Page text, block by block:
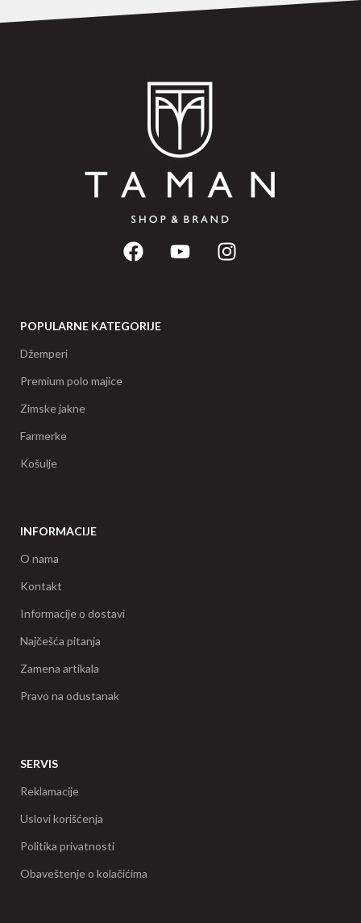
POPULARNE KATEGORIJE
Džemperi
Premium polo majice
Zimske jakne
Farmerke
Košulje
INFORMACIJE
O nama
Kontakt
Informacije o dostavi
Najčešća pitanja
Zamena artikala
Pravo na odustanak
SERVIS
Reklamacije
Uslovi korišćenja
Politika privatnosti
Obaveštenje o kolačićima